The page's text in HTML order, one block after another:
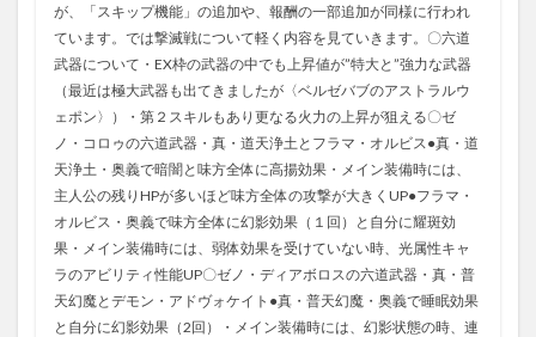
が、「スキップ機能」の追加や、報酬の一部追加が同様に行われ
ています。では撃滅戦について軽く内容を見ていきます。〇六道
武器について・EX枠の武器の中でも上昇値が”特大と”強力な武器
（最近は極大武器も出てきましたが〈ベルゼバブのアストラルウ
ェポン〉）・第２スキルもあり更なる火力の上昇が狙える〇ゼ
ノ・コロゥの六道武器・真・道天浄土とフラマ・オルビス●真・道
天浄土・奥義で暗闇と味方全体に高揚効果・メイン装備時には、
主人公の残りHPが多いほど味方全体の攻撃が大きくUP●フラマ・
オルビス・奥義で味方全体に幻影効果（１回）と自分に耀斑効
果・メイン装備時には、弱体効果を受けていない時、光属性キャ
ラのアビリティ性能UP〇ゼノ・ディアボロスの六道武器・真・普
天幻魔とデモン・アドヴォケイト●真・普天幻魔・奥義で睡眠効果
と自分に幻影効果（2回）・メイン装備時には、幻影状態の時、連